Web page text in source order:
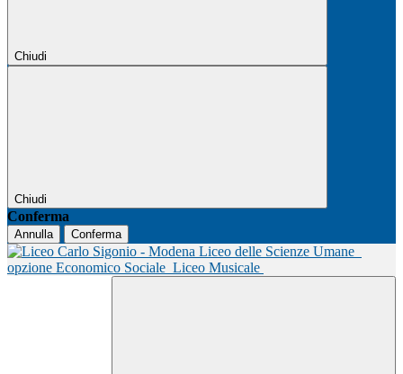
Chiudi
Chiudi
Conferma
Annulla Conferma
Liceo delle Scienze Umane
opzione Economico Sociale Liceo Musicale